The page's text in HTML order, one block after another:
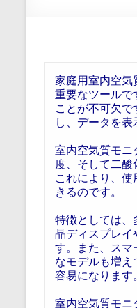
家庭用室内空気
重要なツールで
ことが不可欠
し、データを表
室内空気質モニ
度、そして二酸
これにより、
きるのです。
特徴としては、
晶ディスプレイ
す。また、スマ
なモデルも増
容易になります。
室内空気質モニ